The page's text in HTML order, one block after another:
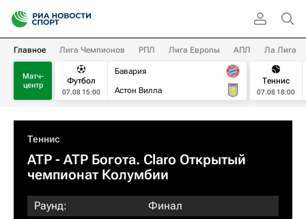
Главное Лига Чемпионов РПЛ Лига Европы АПЛ Ла Лига
Матч-
центр
Футбол
07.08 15:00
Бавария
Астон Вилла
Теннис
07.08 18:00
Теннис
ATP - ATP Богота. Claro Открытый
чемпионат Колумбии
Раунд:
Финал